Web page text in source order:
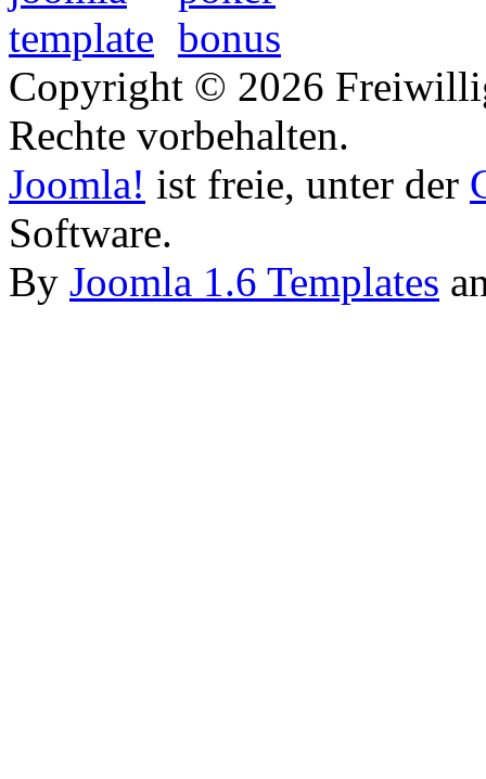
Copyright © 2026
Rechte vorbehalten.
Joomla! ist freie, unter der
Software.
By Joomla 1.6 Templates